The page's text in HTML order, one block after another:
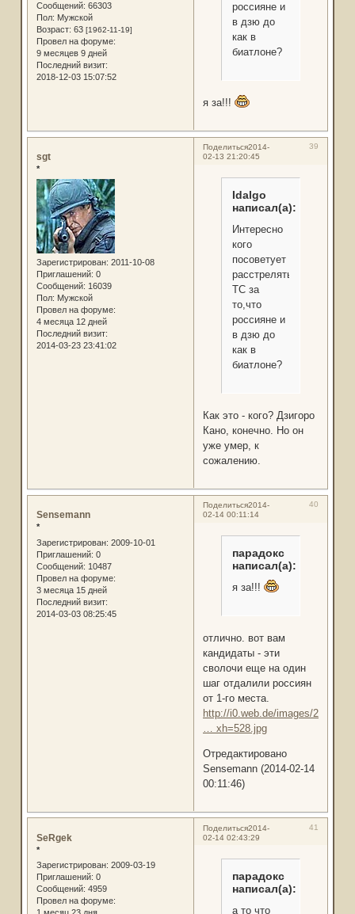
Сообщений: 66303
Пол: Мужской
Возраст: 63 [1962-11-19]
Провел на форуме:
9 месяцев 9 дней
Последний визит:
2018-12-03 15:07:52
россияне и
в дзю до
как в
биатлоне?
я за!!!
Поделиться 39
2014-
02-13 21:20:45
sgt
*
Зарегистрирован: 2011-10-08
Приглашений: 0
Сообщений: 16039
Пол: Мужской
Провел на форуме:
4 месяца 12 дней
Последний визит:
2014-03-23 23:41:02
Idalgo
написал(а):
Интересно
кого
посоветует
расстрелять
ТС за
то,что
россияне и
в дзю до
как в
биатлоне?
Как это - кого? Дзигоро
Кано, конечно. Но он
уже умер, к
сожалению.
Поделиться 40
2014-
02-14 00:11:14
Sensemann
*
Зарегистрирован: 2009-10-01
Приглашений: 0
Сообщений: 10487
Провел на форуме:
3 месяца 15 дней
Последний визит:
2014-03-03 08:25:45
парадокс
написал(а):
я за!!!
отлично. вот вам
кандидаты - эти
сволочи еще на один
шаг отдалили россиян
от 1-го места.
http://i0.web.de/images/286/
… xh=528.jpg
Отредактировано
Sensemann (2014-02-14
00:11:46)
Поделиться 41
2014-
02-14 02:43:29
SeRgek
*
Зарегистрирован: 2009-03-19
Приглашений: 0
Сообщений: 4959
Провел на форуме:
парадокс
написал(а):
а то что